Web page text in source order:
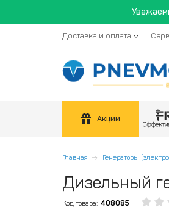
Доставка и оплата
Акции
Главная Генераторы
Дизельный
Код товара: 408085